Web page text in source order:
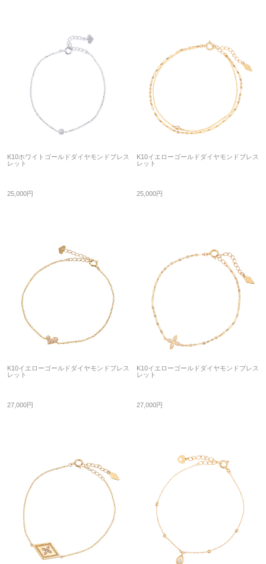
K10ホワイトゴールドダイヤモンドブレス
レット
25,000円
K10イエローゴールドダイヤモンドブレス
レット
25,000円
K10イエローゴールドダイヤモンドブレス
レット
27,000円
K10イエローゴールドダイヤモンドブレス
レット
27,000円